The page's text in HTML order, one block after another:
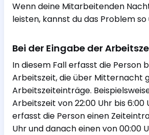
Wenn deine Mitarbeitenden
leisten, kannst du das Problem so
Bei der Eingabe der
In diesem Fall erfasst die Person
Arbeitszeit, die über Mitternacht
Arbeitszeiteinträge.
Arbeitszeit von 22:00 Uhr bis
erfasst die Person einen
Uhr und danach einen von 00:00